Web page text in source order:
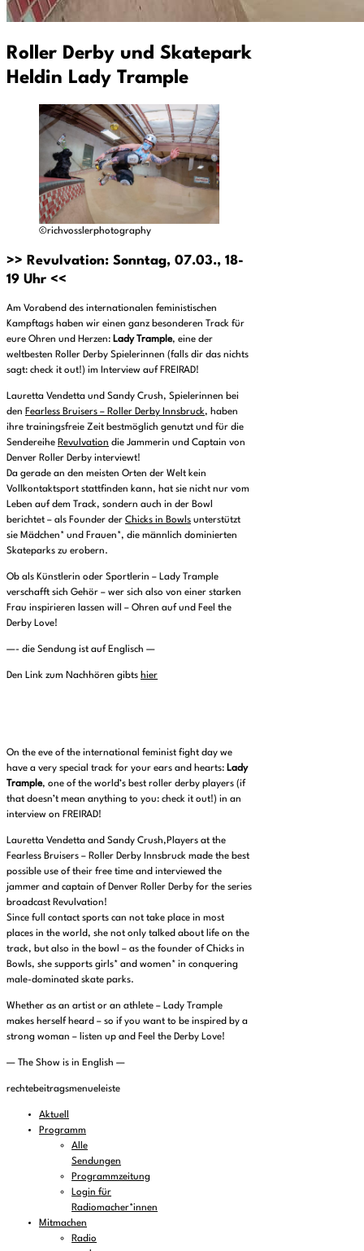
Roller Derby und Skatepark
Heldin Lady Trample
©richvosslerphotography
>> Revulvation: Sonntag, 07.03., 18-
19 Uhr <<
Am Vorabend des internationalen feministischen
Kampftags haben wir einen ganz besonderen Track für
eure Ohren und Herzen: Lady Trample, eine der
weltbesten Roller Derby Spielerinnen (falls dir das nichts
sagt: check it out!) im Interview auf FREIRAD!
Lauretta Vendetta und Sandy Crush, Spielerinnen bei
den Fearless Bruisers – Roller Derby Innsbruck, haben
ihre trainingsfreie Zeit bestmöglich genutzt und für die
Sendereihe Revulvation die Jammerin und Captain von
Denver Roller Derby interviewt!
Da gerade an den meisten Orten der Welt kein
Vollkontaktsport stattfinden kann, hat sie nicht nur vom
Leben auf dem Track, sondern auch in der Bowl
berichtet – als Founder der Chicks in Bowls unterstützt
sie Mädchen* und Frauen*, die männlich dominierten
Skateparks zu erobern.
Ob als Künstlerin oder Sportlerin – Lady Trample
verschafft sich Gehör – wer sich also von einer starken
Frau inspirieren lassen will – Ohren auf und Feel the
Derby Love!
—- die Sendung ist auf Englisch —
Den Link zum Nachhören gibts hier
On the eve of the international feminist fight day we
have a very special track for your ears and hearts: Lady
Trample, one of the world’s best roller derby players (if
that doesn’t mean anything to you: check it out!) in an
interview on FREIRAD!
Lauretta Vendetta and Sandy Crush,Players at the
Fearless Bruisers – Roller Derby Innsbruck made the best
possible use of their free time and interviewed the
jammer and captain of Denver Roller Derby for the series
broadcast Revulvation!
Since full contact sports can not take place in most
places in the world, she not only talked about life on the
track, but also in the bowl – as the founder of Chicks in
Bowls, she supports girls* and women* in conquering
male-dominated skate parks.
Whether as an artist or an athlete – Lady Trample
makes herself heard – so if you want to be inspired by a
strong woman – listen up and Feel the Derby Love!
— The Show is in English —
rechtebeitragsmenueleiste
Aktuell
Programm
Alle
Sendungen
Programmzeitung
Login für
Radiomacher*innen
Mitmachen
Radio